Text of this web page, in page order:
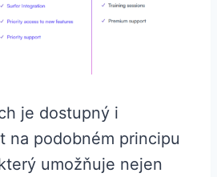
je dostupný i
na podobném principu
umožňuje nejen